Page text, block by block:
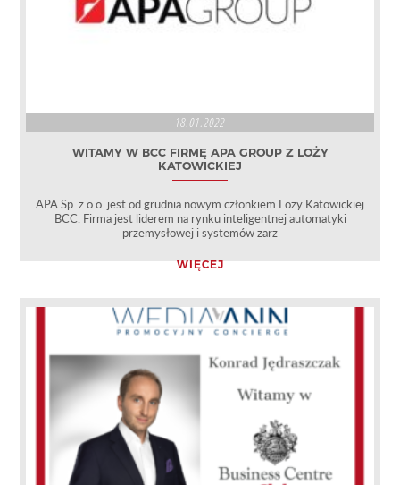
18.01.2022
WITAMY W BCC FIRMĘ APA GROUP Z LOŻY
KATOWICKIEJ
APA Sp. z o.o. jest od grudnia nowym członkiem Loży Katowickiej
BCC. Firma jest liderem na rynku inteligentnej automatyki
przemysłowej i systemów zarz
WIĘCEJ